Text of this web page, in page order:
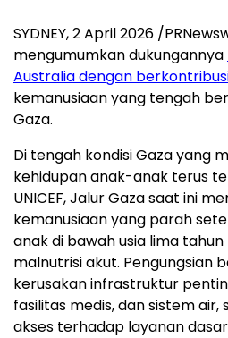
SYDNEY, 2 April 2026 /
mengumumkan dukungannya
Australia dengan
kemanusiaan yang tengah
Gaza.
Di tengah kondisi Gaza yang
kehidupan anak-anak terus
UNICEF, Jalur Gaza saat ini
kemanusiaan yang parah
anak di bawah usia lima
malnutrisi akut. Pengungsian
kerusakan infrastruktur
fasilitas medis, dan sistem
akses terhadap layanan